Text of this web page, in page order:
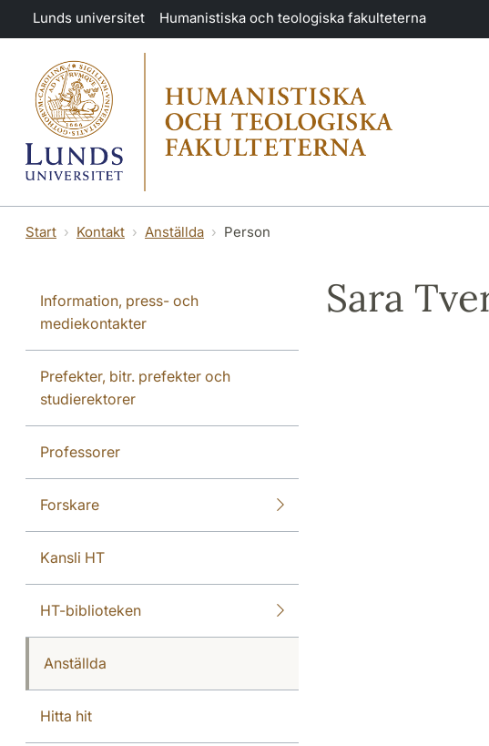
Hoppa till huvudinnehåll
Lunds universitet Humanistiska och teologiska fakulteterna
Start Kontakt Anställda Person
Information, press- och
mediekontakter
Prefekter, bitr. prefekter och
studierektorer
Professorer
Forskare
Kansli HT
HT-biblioteken
Anställda
Hitta hit
Sara